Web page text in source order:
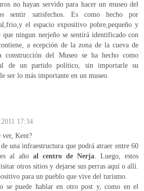
no hayan servido para hacer un museo del
sentir satisfechos. Es como hecho por
el espacio expositivo pobre,pequeño y
ningun nerjeño se sentirá identificado con
a ecepción de la zona de la cueva de
construcción del Museo se ha hecho como
de un partido político, sin importarle su
ser lo más importante en un museo.
17:34
ver, Kent?
una infraestructura que podrá atraer entre 60
al año al centro de Nerja . Luego, estos
otros sitios y dejarse sus perras aquí o allí.
para un pueblo que vive del turismo.
se puede hablar en otro post y, como en el